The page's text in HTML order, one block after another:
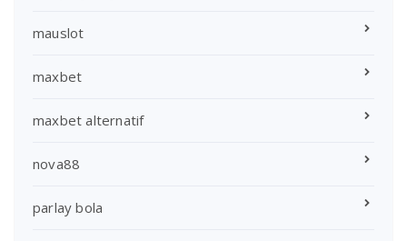
mauslot
maxbet
maxbet alternatif
nova88
parlay bola